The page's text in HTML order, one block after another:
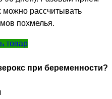
можно рассчитывать
похмелья.
товар
при беременности?